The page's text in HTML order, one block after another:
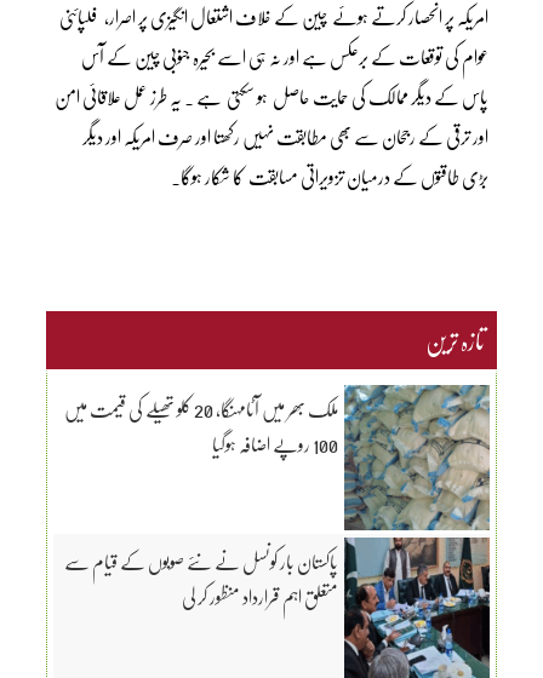
امریکہ پر انحصار کرتے ہوئے چین کے خلاف اشتعال انگیزی پر اصرار، فلپائنی
عوام کی توقعات کے برعکس ہے اور نہ ہی اسے بحیرہ جنوبی چین کے آس
پاس کے دیگر ممالک کی حمایت حاصل ہو سکتی ہے ۔ یہ طرز عمل علاقائی امن
اور ترقی کے رجحان سے بھی مطابقت نہیں رکھتا اور صرف امریکہ اور دیگر
بڑی طاقتوں کے درمیان تزویراتی مسابقت کا شکار ہوگا۔
تازہ ترین
ملک بھر میں آٹامہنگا، 20 کلو تھیلے کی قیمت میں
100 روپے اضافہ ہوگیا
پاکستان بار کونسل نے نئے صوبوں کے قیام سے
متعلق اہم قرارداد منظور کر لی